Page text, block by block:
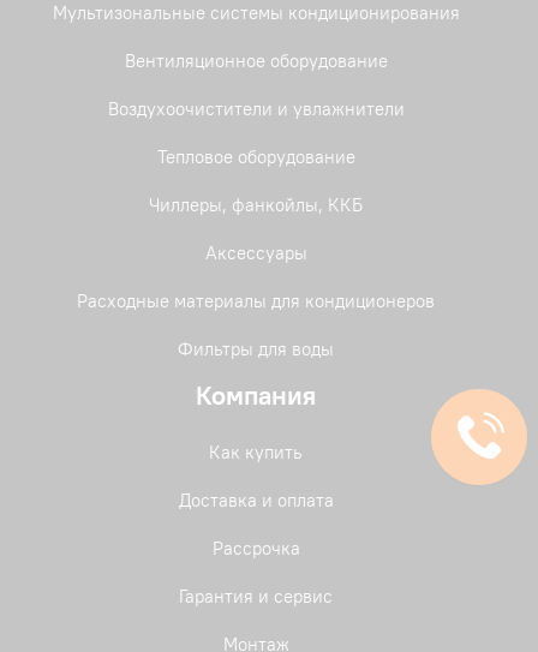
Мультизональные системы кондиционирования
Вентиляционное оборудование
Воздухоочистители и увлажнители
Тепловое оборудование
Чиллеры, фанкойлы, ККБ
Аксессуары
Расходные материалы для кондиционеров
Фильтры для воды
Компания
Как купить
Доставка и оплата
Рассрочка
Гарантия и сервис
Монтаж